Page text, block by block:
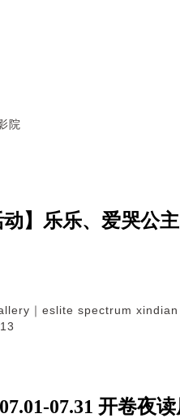
院
动】乐乐、爱哭公
｜eslite spectrum
07.31 开卷夜